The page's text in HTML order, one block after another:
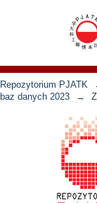
Repozytorium PJATK
baz danych 2023
→